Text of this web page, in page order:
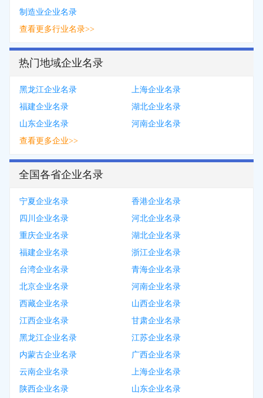
制造业企业名录
查看更多行业名录>>
热门地域企业名录
黑龙江企业名录
上海企业名录
福建企业名录
湖北企业名录
山东企业名录
河南企业名录
查看更多企业>>
全国各省企业名录
宁夏企业名录
香港企业名录
四川企业名录
河北企业名录
重庆企业名录
湖北企业名录
福建企业名录
浙江企业名录
台湾企业名录
青海企业名录
北京企业名录
河南企业名录
西藏企业名录
山西企业名录
江西企业名录
甘肃企业名录
黑龙江企业名录
江苏企业名录
内蒙古企业名录
广西企业名录
云南企业名录
上海企业名录
陕西企业名录
山东企业名录